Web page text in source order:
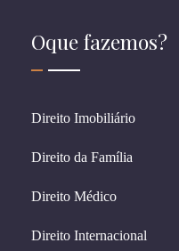
Oque fazemos?
Direito Imobiliário
Direito da Família
Direito Médico
Direito Internacional